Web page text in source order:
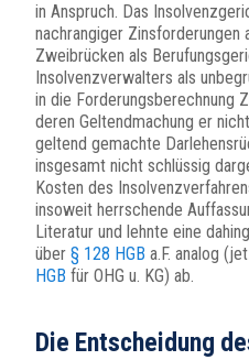
in Anspruch. Das
nachrangiger Zinsforderungen
Zweibrücken als
Insolvenzverwalters als
in die Forderungsberechnung
deren Geltendmachung er
geltend gemachte
insgesamt nicht schlüssig
Kosten des
insoweit herrschende
Literatur und lehnte eine
über § 128 HGB a.F. analog
HGB für OHG u. KG) ab.
Die Entscheidung